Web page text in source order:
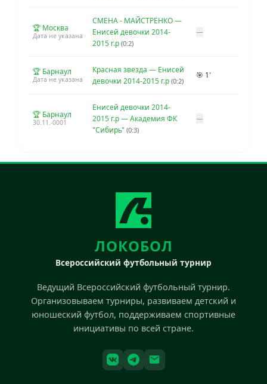
🏆 Москва
Дата не указана
СМЕНА - МАЙСТРЕНКО —
Енисей девочки 2014-
2015 г.р (0:2)
—
🏆 Барнаул
Дата не указана
Красная звезда — Енисей
девочки 2014-2015 г.р (0:2)
🎯 1'
🏆 Барнаул
30.11.-0001
Енисей девочки 2014-
2015 г.р — Академия ФК
"Сибирь" (0:3)
—
ЛОКОБОЛ
Всероссийский футбольный турнир
Ведущий Всероссийский футбольный турнир.
Организовываем турниры, развиваем детский и
юношеский футбол, поддерживаем спортивные
инициативы по всей стране.